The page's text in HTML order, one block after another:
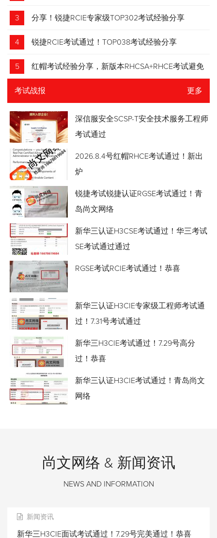
3 分享！锐捷RCIE专家级TOP302考试经验分享
4 锐捷RCIE考试通过！TOP038考试经验分享
5 红帽考试经验分享，新版本RHCSA+RHCE考试避免
踩坑
考试战报 更多
深信服安全SCSP-T安全技术服务工程师
考试通过
2026.8.4号红帽RHCE考试通过！新出
炉
锐捷考试锐捷认证RGSE考试通过！青
岛尚文网络
新华三认证H3CSE考试通过！华三考试
SE考试通过通过
RGSE考试RCIE考试通过！恭喜
新华三认证H3CIE专家级工程师考试通
过！7.31号考试通过
新华三H3CIE考试通过！7.29号高分
过！恭喜
新华三认证H3CIE考试通过！青岛尚文
网络
尚文网络 & 新闻资讯
NEWS AND INFORMATION
新闻资讯
新华三H3CIE面试考试通过！7.29号完美通过！恭喜